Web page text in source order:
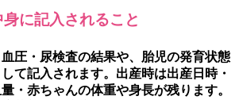
に記入されること
圧・尿検査の結果や、胎児の発育状態
て記入されます。出産時は出産日時・
・赤ちゃんの体重や身長が残ります。